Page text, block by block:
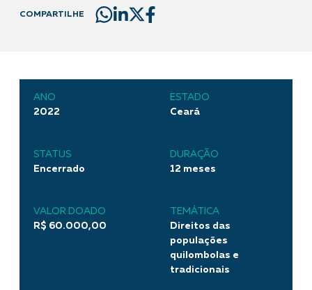
COMPARTILHE
ANO
2022
ESTADO
Ceará
STATUS
Encerrado
DURAÇÃO
12 meses
VALOR DOADO
R$ 60.000,00
TEMÁTICA
Direitos das
populações
quilombolas e
tradicionais